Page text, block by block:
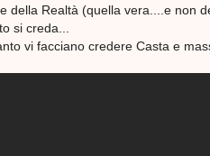
della Realtà (quella vera....e non
si creda...
vi facciano credere Casta e